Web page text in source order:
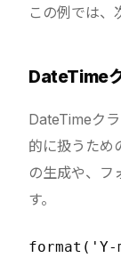
この例では、
DateTime
DateTimeク
的に扱うため
の生成や、フ
す。